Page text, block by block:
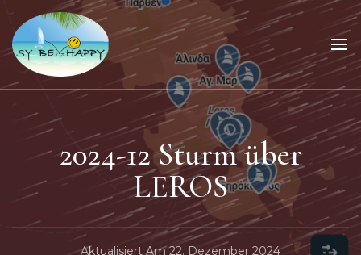
Sailing Be Happy
ein Traum wird wahr
2024-12 Sturm über
LEROS
Aktualisiert Am22. Dezember 2024